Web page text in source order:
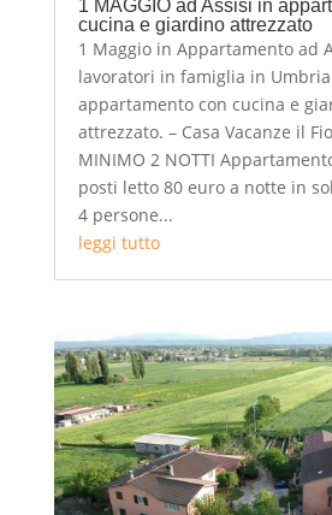
1 MAGGIO ad Assisi in
cucina e giardino attrezzato
1 Maggio in Appartamento ad
lavoratori in famiglia in
appartamento con cucina e
attrezzato. – Casa Vacanze il
MINIMO 2 NOTTI
posti letto 80 euro a notte in
4 persone...
leggi tutto